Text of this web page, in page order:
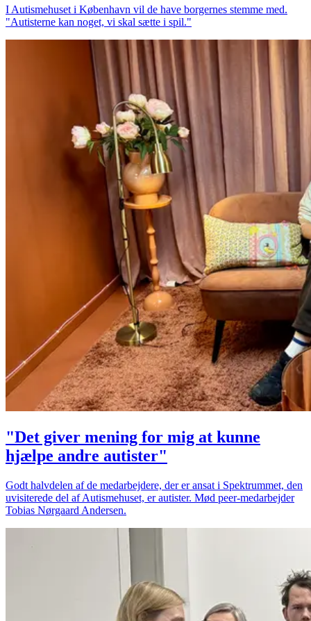
I Autismehuset i København vil de have borgernes stemme med.
"Autisterne kan noget, vi skal sætte i spil."
"Det giver mening for mig at kunne
hjælpe andre autister"
Godt halvdelen af de medarbejdere, der er ansat i Spektrummet, den
uvisiterede del af Autismehuset, er autister. Mød peer-medarbejder
Tobias Nørgaard Andersen.